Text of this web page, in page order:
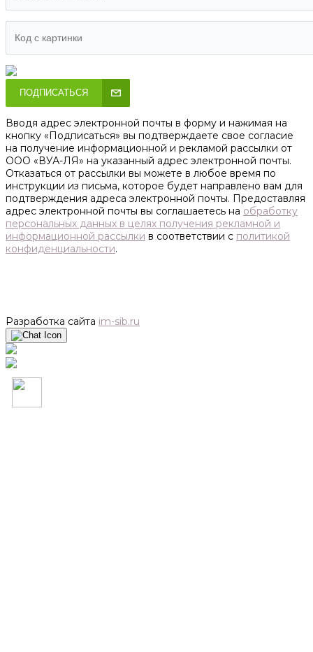
ПОДПИСАТЬСЯ
Вводя адрес электронной почты в форму и нажимая на
кнопку «Подписаться» вы подтверждаете свое согласие
на получение информационной и рекламой рассылки от
ООО «ВУА-ЛЯ» на указанный адрес электронной почты.
Отказаться от рассылки вы можете в любое время по
инструкции из письма, которое будет направлено вам для
подтверждения адреса электронной почты. Предоставляя
адрес электронной почты вы соглашаетесь на обработку
персональных данных в целях получения рекламной и
информационной рассылки в соответствии с политикой
конфиденциальности.
Разработка сайта im-sib.ru